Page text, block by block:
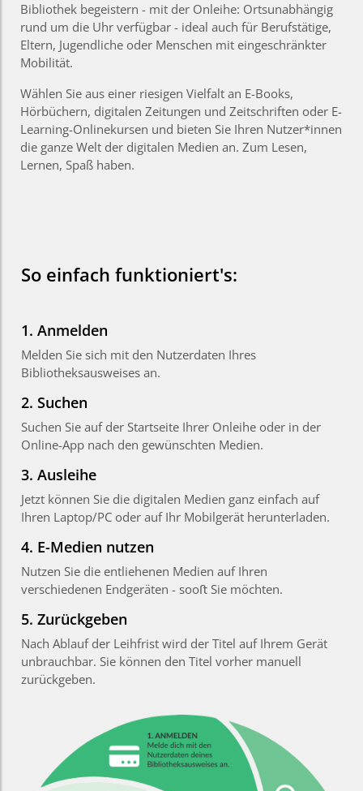
Bibliothek begeistern - mit der Onleihe: Ortsunabhängig
rund um die Uhr verfügbar - ideal auch für Berufstätige,
Eltern, Jugendliche oder Menschen mit eingeschränkter
Mobilität.
Wählen Sie aus einer riesigen Vielfalt an E-Books,
Hörbüchern, digitalen Zeitungen und Zeitschriften oder E-
Learning-Onlinekursen und bieten Sie Ihren Nutzer*innen
die ganze Welt der digitalen Medien an. Zum Lesen,
Lernen, Spaß haben.
So einfach funktioniert's:
1. Anmelden
Melden Sie sich mit den Nutzerdaten Ihres
Bibliotheksausweises an.
2. Suchen
Suchen Sie auf der Startseite Ihrer Onleihe oder in der
Online-App nach den gewünschten Medien.
3. Ausleihe
Jetzt können Sie die digitalen Medien ganz einfach auf
Ihren Laptop/PC oder auf Ihr Mobilgerät herunterladen.
4. E-Medien nutzen
Nutzen Sie die entliehenen Medien auf Ihren
verschiedenen Endgeräten - sooﬅ Sie möchten.
5. Zurückgeben
Nach Ablauf der Leihfrist wird der Titel auf Ihrem Gerät
unbrauchbar. Sie können den Titel vorher manuell
zurückgeben.